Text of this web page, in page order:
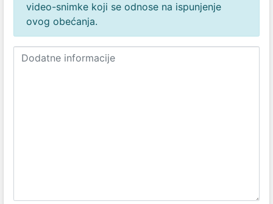
video-snimke koji se odnose na ispunjenje
ovog obećanja.